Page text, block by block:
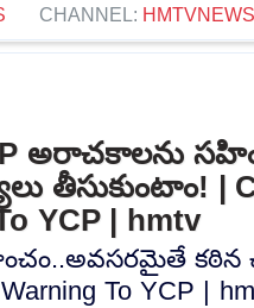
CHANNEL: HMTVNEWS
అరాచకాలను
తీసుకుంటాం! |
YCP | hmtv
కఠిన
To YCP |